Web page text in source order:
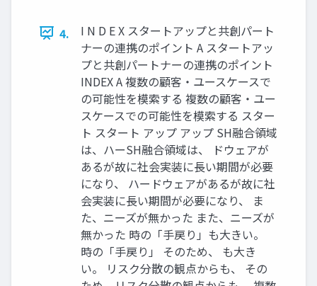
4.
I N D E X スタートアップと共創パート
ナーの連携のポイント A スタートアッ
プと共創パートナーの連携のポイント
INDEX A 複数の顧客・ユースケースで
の可能性を模索する 複数の顧客・ユー
スケースでの可能性を模索する スター
ト スタート アップ アップ SH融合領域
は、ハーSH融合領域は、 ドウェアが
あるが故に社会実装に長い期間が必要
になり、 ハードウェアがあるが故に社
会実装に長い期間が必要になり、 ま
た、ニーズが無かった また、ニーズが
無かった 時の「手戻り」も大きい。
時の「手戻り」 そのため、 も大き
い。 リスク分散の観点からも、 その